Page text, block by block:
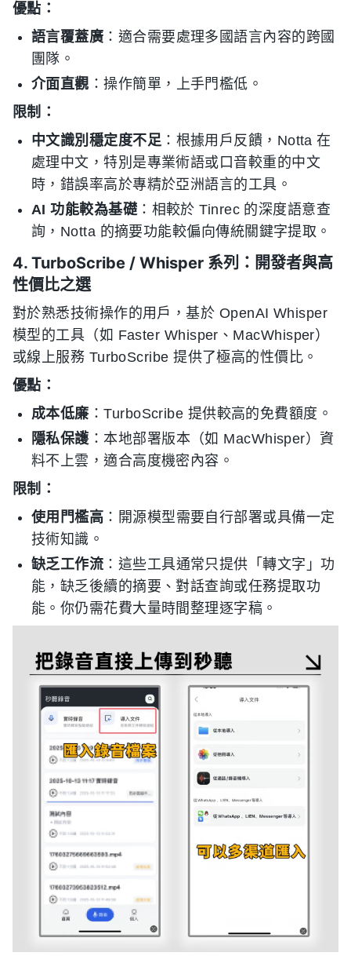
優點：
語言覆蓋廣 ：適合需要處理多國語言內容的跨國
團隊。
介面直觀 ：操作簡單，上手門檻低。
限制：
中文識別穩定度不足：根據用戶反饋，Notta 在
處理中文，特別是專業術語或口音較重的中文
時，錯誤率高於專精於亞洲語言的工具。
AI 功能較為基礎：相較於 Tinrec 的深度語意查
詢，Notta 的摘要功能較偏向傳統關鍵字提取。
4. TurboScribe / Whisper 系列：開發者與高
性價比之選
對於熟悉技術操作的用戶，基於 OpenAI Whisper
模型的工具（如 Faster Whisper、MacWhisper）
或線上服務 TurboScribe 提供了極高的性價比。
優點：
成本低廉 ：TurboScribe 提供較高的免費額度。
隱私保護：本地部署版本（如 MacWhisper）資
料不上雲，適合高度機密內容。
限制：
使用門檻高 ：開源模型需要自行部署或具備一定
技術知識。
缺乏工作流 ：這些工具通常只提供「轉文字」功
能，缺乏後續的摘要、對話查詢或任務提取功
能。你仍需花費大量時間整理逐字稿。